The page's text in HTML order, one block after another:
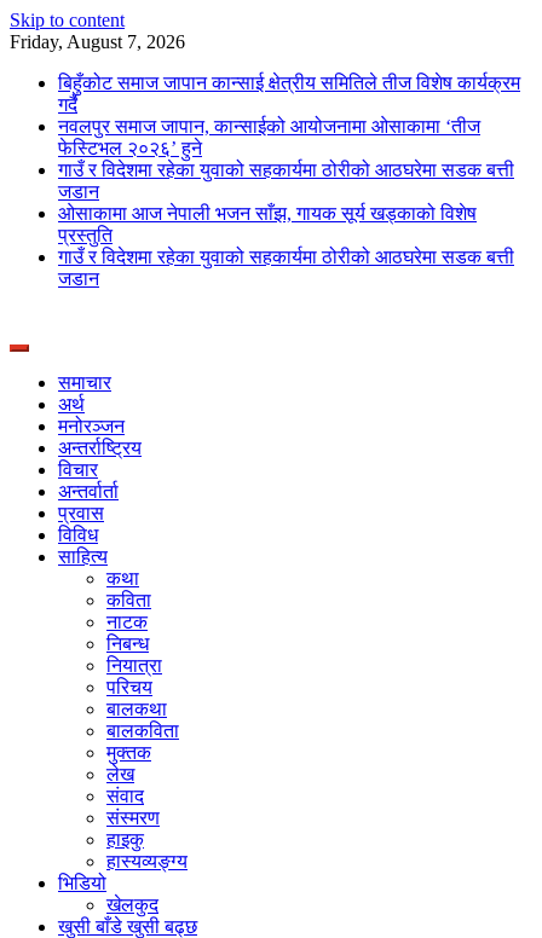
Skip to content
Friday, August 7, 2026
बिहुँकोट समाज जापान कान्साई क्षेत्रीय समितिले तीज विशेष कार्यक्रम
गर्दै
नवलपुर समाज जापान, कान्साईको आयोजनामा ओसाकामा ‘तीज
फेस्टिभल २०२६’ हुने
गाउँ र विदेशमा रहेका युवाको सहकार्यमा ठोरीको आठघरेमा सडक बत्ती
जडान
ओसाकामा आज नेपाली भजन साँझ, गायक सूर्य खड्काको विशेष
प्रस्तुति
गाउँ र विदेशमा रहेका युवाको सहकार्यमा ठोरीको आठघरेमा सडक बत्ती
जडान
Deepshree Online
News Portal from Nepal
समाचार
अर्थ
मनोरञ्जन
अन्तर्राष्ट्रिय
विचार
अन्तर्वार्ता
प्रवास
विविध
साहित्य
कथा
कविता
नाटक
निबन्ध
नियात्रा
परिचय
बालकथा
बालकविता
मुक्तक
लेख
संवाद
संस्मरण
हाइकु
हास्यव्यङ्ग्य
भिडियो
खेलकुद
खुसी बाँडे खुसी बढ्छ